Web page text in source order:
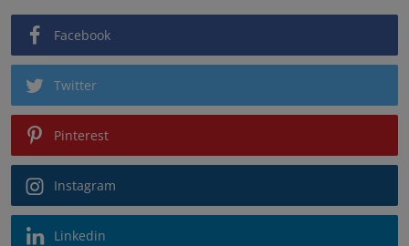
Facebook
Twitter
Pinterest
Instagram
Linkedin